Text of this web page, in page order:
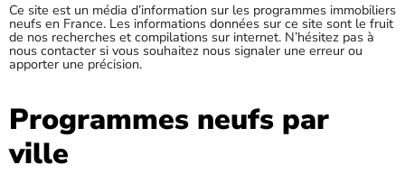
Ce site est un média d’information sur les programmes immobiliers
neufs en France. Les informations données sur ce site sont le fruit
de nos recherches et compilations sur internet. N’hésitez pas à
nous contacter si vous souhaitez nous signaler une erreur ou
apporter une précision.
Programmes neufs par
ville